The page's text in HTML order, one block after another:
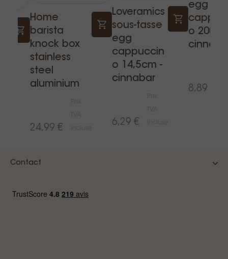
Home
barista
knock box
stainless
steel
aluminium
24,99 €
Loveramics
sous-tasse
egg
cappuccin
o 14,5cm -
cinnabar
6,29 €
egg
o 200ml
8,89 €
Contact